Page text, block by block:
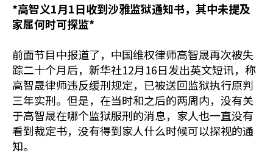
*高智义1月1日收到沙雅监狱通知书，其中未提及
家属何时可探监*
前面节目中报道了，中国维权律师高智晟再次被失
踪二十个月后，新华社12月16日发出英文短讯，称
高智晟律师违反缓刑规定，已被送回监狱执行原判
三年实刑。但是，在当时和之后的两周内，没有关
于高智晟在哪个监狱服刑的消息，家人也一直没有
看到裁定书，没有得到家人什么时候可以探视的通
知。